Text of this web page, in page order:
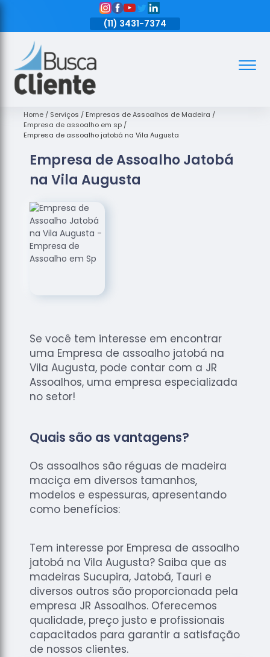
(11) 3431-7374
Assoalhos
de Madeira
Decks de
Empresas
de
de Madeira
Loja de
Assoalhos
Raspagem
Raspagem
de Tacos
de
Madeiras
Raspagens
Tacos de
Madeiras
Home Serviços
Empresas de Assoalhos de Madeira
Empresa de assoalho em sp
Empresa de assoalho jatobá na Vila Augusta
Empresa de Assoalho Jatobá
na Vila Augusta
Se você tem interesse em encontrar
uma Empresa de assoalho jatobá na
Vila Augusta, pode contar com a JR
Assoalhos, uma empresa especializada
no setor!
Quais são as vantagens?
Os assoalhos são réguas de madeira
maciça em diversos tamanhos,
modelos e espessuras, apresentando
como benefícios:
Tem interesse por Empresa de assoalho
jatobá na Vila Augusta? Saiba que as
madeiras Sucupira, Jatobá, Tauri e
diversos outros são proporcionada pela
empresa JR Assoalhos. Oferecemos
qualidade, preço justo e profissionais
capacitados para garantir a satisfação
de nossos clientes.